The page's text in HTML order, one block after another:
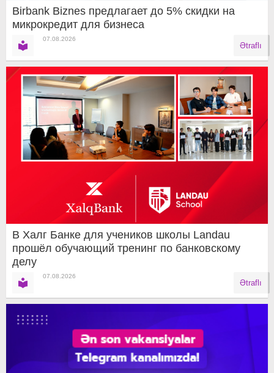
Birbank Biznes предлагает до 5% скидки на
микрокредит для бизнеса
07.08.2026
Ətraflı
В Халг Банке для учеников школы Landau
прошёл обучающий тренинг по банковскому
делу
07.08.2026
Ətraflı